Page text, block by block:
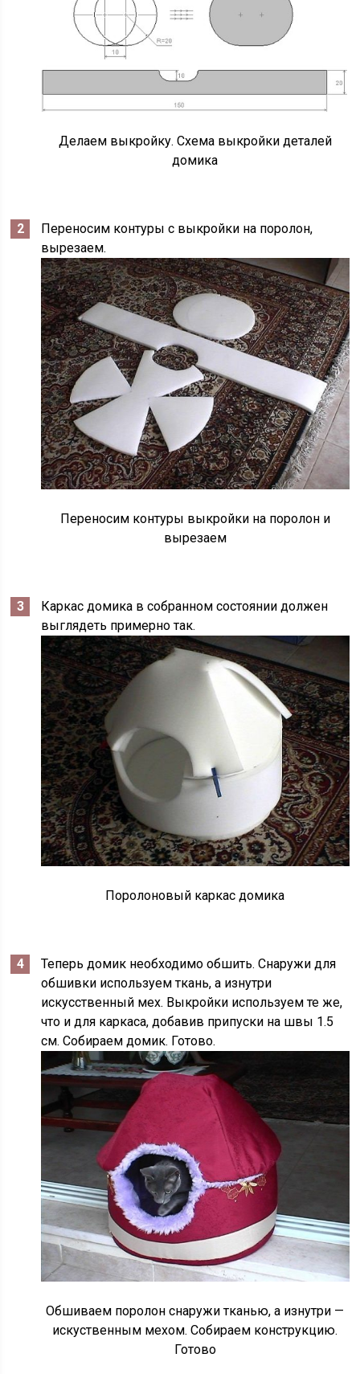
Делаем выкройку. Схема выкройки деталей
домика
Переносим контуры с выкройки на поролон,
вырезаем.
Переносим контуры выкройки на поролон и
вырезаем
Каркас домика в собранном состоянии должен
выглядеть примерно так.
Поролоновый каркас домика
Теперь домик необходимо обшить. Снаружи для
обшивки используем ткань, а изнутри
искусственный мех. Выкройки используем те же,
что и для каркаса, добавив припуски на швы 1.5
см. Собираем домик. Готово.
Обшиваем поролон снаружи тканью, а изнутри —
искуственным мехом. Собираем конструкцию.
Готово